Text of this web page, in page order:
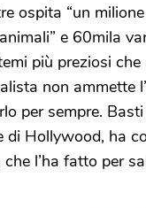
ospita “un
e 60mila
più preziosi
non ammette
per sempre.
di Hollywood, ha
l’ha fatto per